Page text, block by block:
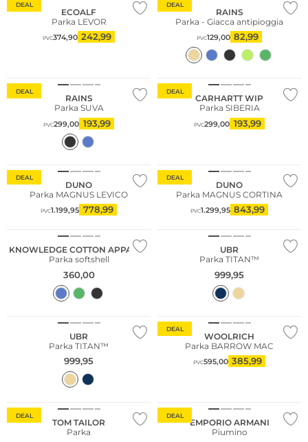
DEAL
ECOALF
Parka LEVOR
PVC374,90 242,99
DEAL
RAINS
Parka - Giacca antipioggia
PVC129,00 82,99
DEAL
RAINS
Parka SUVA
PVC299,00 193,99
DEAL
CARHARTT WIP
Parka SIBERIA
PVC299,00 193,99
DEAL
DUNO
Parka MAGNUS LEVICO
PVC1.199,95 778,99
DEAL
DUNO
Parka MAGNUS CORTINA
PVC1.299,95 843,99
KNOWLEDGE COTTON APPAREL
Parka softshell
360,00
UBR
Parka TITAN™
999,95
UBR
Parka TITAN™
999,95
DEAL
WOOLRICH
Parka BARROW MAC
PVC595,00 385,99
DEAL
TOM TAILOR
Parka
DEAL
EMPORIO ARMANI
Piumino